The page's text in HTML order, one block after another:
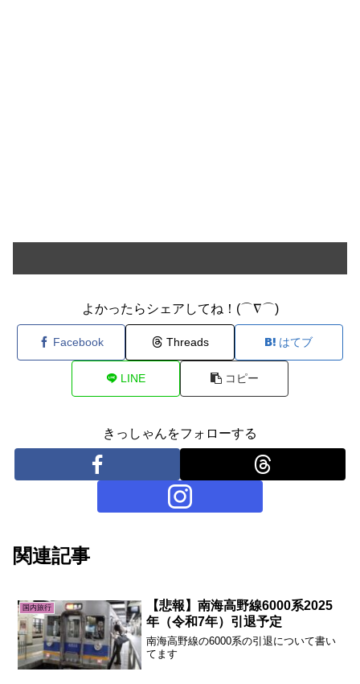
よかったらシェアしてね！(⌒∇⌒)
Facebook Threads はてブ
LINE コピー
きっしゃんをフォローする
関連記事
国内旅行
【悲報】南海高野線6000系2025
年（令和7年）引退予定
南海高野線の6000系の引退について書い
てます